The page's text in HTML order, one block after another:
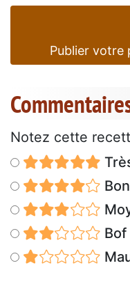
Publier
Notez cette
Bon
Bof